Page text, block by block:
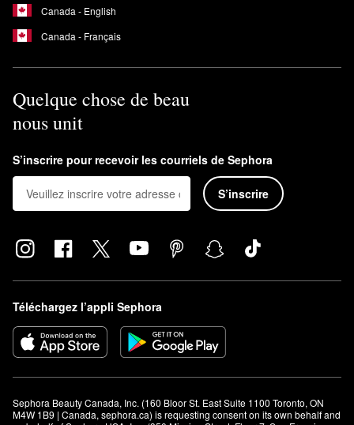
Canada - English
Canada - Français
Quelque chose de beau
nous unit
S’inscrire pour recevoir les courriels de Sephora
S’inscrire
Téléchargez l’appli Sephora
Sephora Beauty Canada, Inc. (160 Bloor St. East Suite 1100 Toronto, ON
M4W 1B9 | Canada, sephora.ca) is requesting consent on its own behalf and